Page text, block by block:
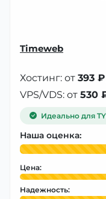
Timeweb
Хостинг: от 393 ₽
VPS/VDS: от 530
Идеально для
Наша оценка:
Цена:
Надежность: